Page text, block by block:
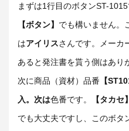
まずは1行目のボタンST-
【ボタン】 でも構いません。
はアイリスさんです。メーカ
あると発注書を貰う側はあり
次に商品（資材）品番 【
入。次は色番です。 【タカセ】
でも大丈夫ですし、このボタ